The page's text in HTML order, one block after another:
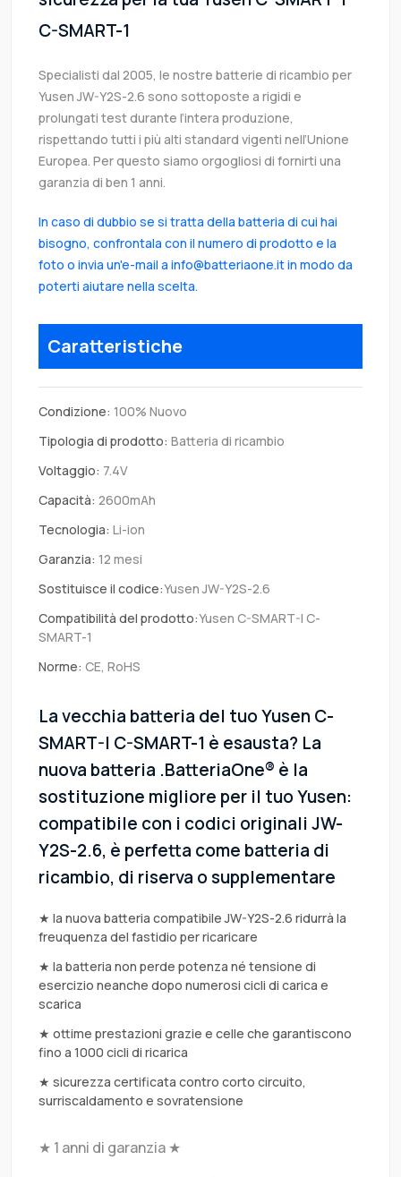
C-SMART-1
Specialisti dal 2005, le nostre batterie di ricambio per
Yusen JW-Y2S-2.6 sono sottoposte a rigidi e
prolungati test durante l’intera produzione,
rispettando tutti i più alti standard vigenti nell’Unione
Europea. Per questo siamo orgogliosi di fornirti una
garanzia di ben 1 anni.
In caso di dubbio se si tratta della batteria di cui hai
bisogno, confrontala con il numero di prodotto e la
foto o invia un'e-mail a info@batteriaone.it in modo da
poterti aiutare nella scelta.
Caratteristiche
Condizione: 100% Nuovo
Tipologia di prodotto: Batteria di ricambio
Voltaggio: 7.4V
Capacità: 2600mAh
Tecnologia: Li-ion
Garanzia: 12 mesi
Sostituisce il codice:Yusen JW-Y2S-2.6
Compatibilità del prodotto:Yusen C-SMART-I C-
SMART-1
Norme: CE, RoHS
La vecchia batteria del tuo Yusen C-
SMART-I C-SMART-1 è esausta? La
nuova batteria .BatteriaOne® è la
sostituzione migliore per il tuo Yusen:
compatibile con i codici originali JW-
Y2S-2.6, è perfetta come batteria di
ricambio, di riserva o supplementare
★ la nuova batteria compatibile JW-Y2S-2.6 ridurrà la
freuquenza del fastidio per ricaricare
★ la batteria non perde potenza né tensione di
esercizio neanche dopo numerosi cicli di carica e
scarica
★ ottime prestazioni grazie e celle che garantiscono
fino a 1000 cicli di ricarica
★ sicurezza certificata contro corto circuito,
surriscaldamento e sovratensione
★ 1 anni di garanzia ★